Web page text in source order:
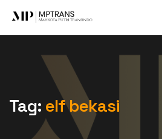
Tag: elf bekasi